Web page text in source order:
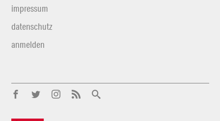
impressum
datenschutz
anmelden